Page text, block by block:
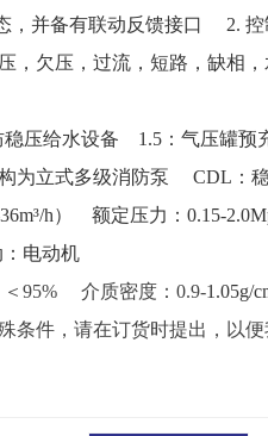
，并备有联动反馈接口 2.
欠压，过流，短路，缺相
稳压给水设备 1.5：气压罐
为立式多级消防泵 CDL：
h） 额定压力：0.15-
电动机
＜95% 介质密度：0.9-1.05g/
件，请在订货时提出，以便